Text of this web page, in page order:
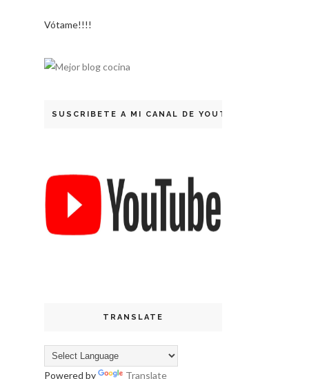
Vótame!!!!
SUSCRIBETE A MI CANAL DE YOUTUBE
TRANSLATE
Powered by Translate